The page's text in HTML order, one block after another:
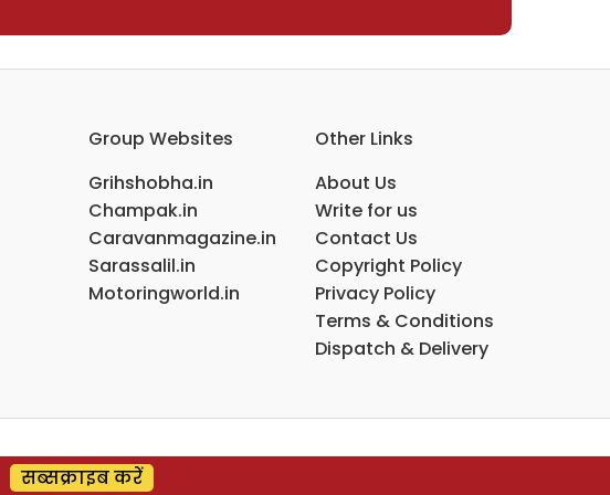
Group Websites
Grihshobha.in
Champak.in
Caravanmagazine.in
Sarassalil.in
Motoringworld.in
Other Links
About Us
Write for us
Contact Us
Copyright Policy
Privacy Policy
Terms & Conditions
Dispatch & Delivery
सब्सक्राइब करें